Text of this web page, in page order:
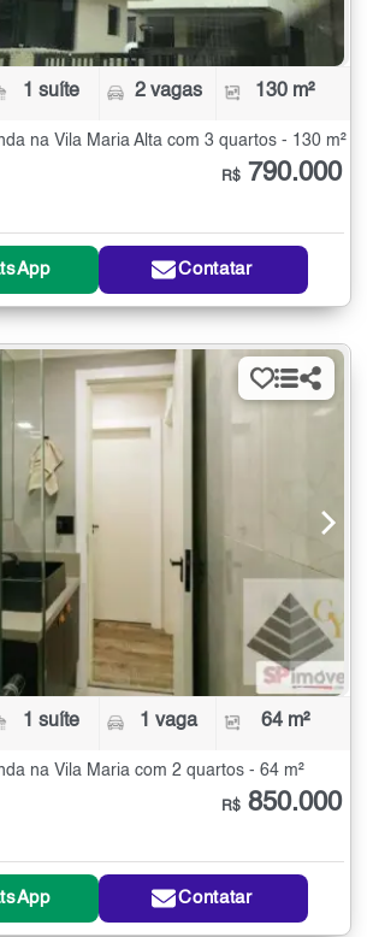
1 suíte 2 vagas 130 m²
na Vila Maria Alta com 3 quartos - 130 m²
R$ 790.000
Contatar
1 suíte 1 vaga 64 m²
na Vila Maria com 2 quartos - 64 m²
R$ 850.000
Contatar